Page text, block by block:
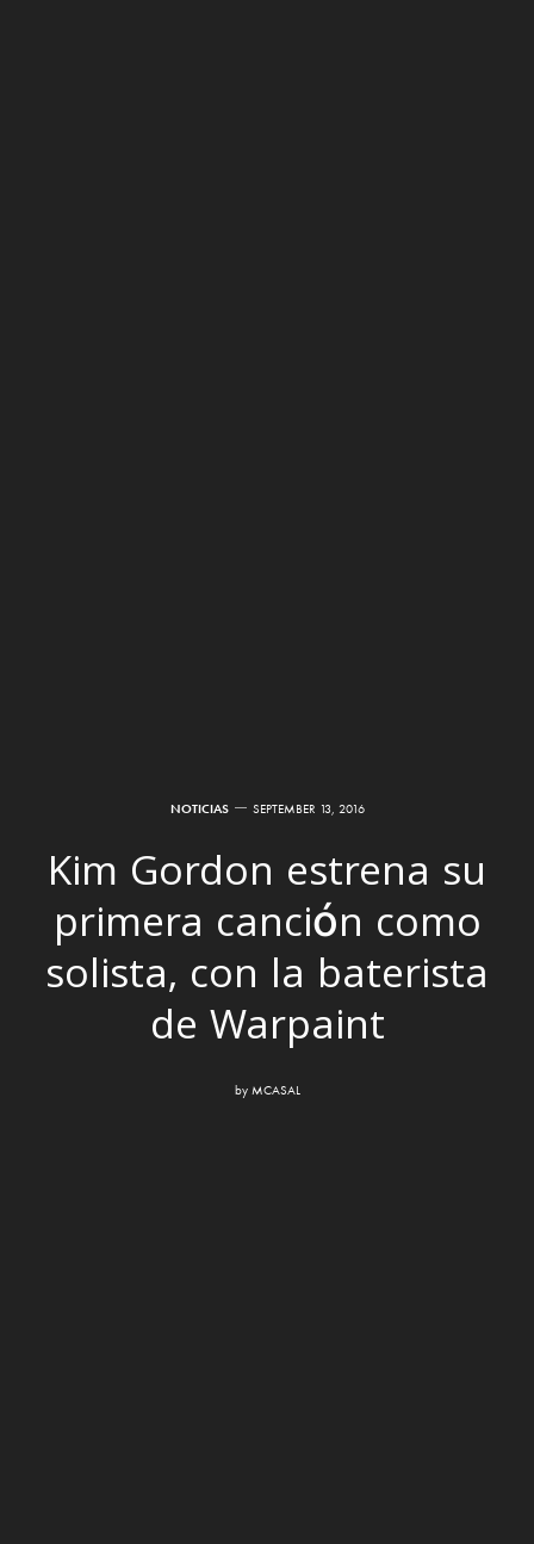
NOTICIAS SEPTEMBER 13, 2016
Kim Gordon estrena su
primera canción como
solista, con la baterista
de Warpaint
by MCASAL